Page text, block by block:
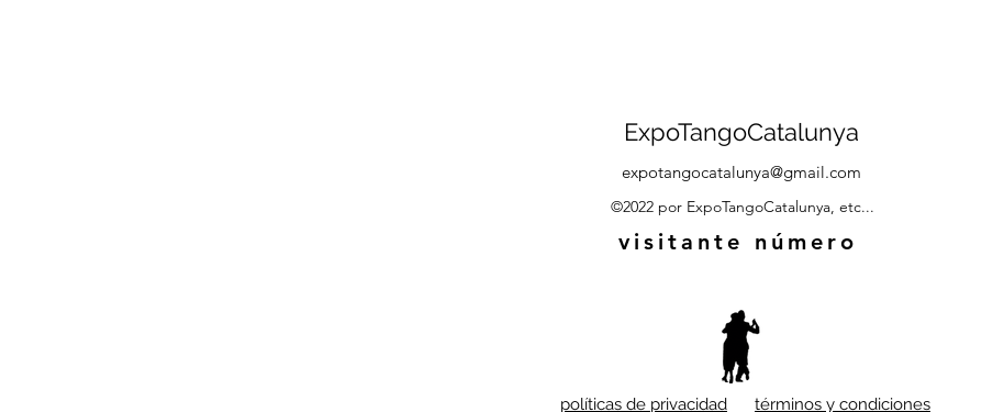
ExpoTangoCatalunya
expotangocatalunya@gmail.com
©2022 por ExpoTangoCatalunya, etc...
visitante número
políticas de privacidad términos y condiciones